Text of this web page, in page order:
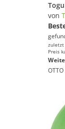
von
zuletzt
Preis
OTTO